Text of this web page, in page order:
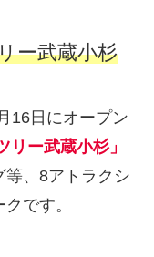
ー武蔵小杉
16日にオープン
リー武蔵小杉」
等、8アトラクシ
です。